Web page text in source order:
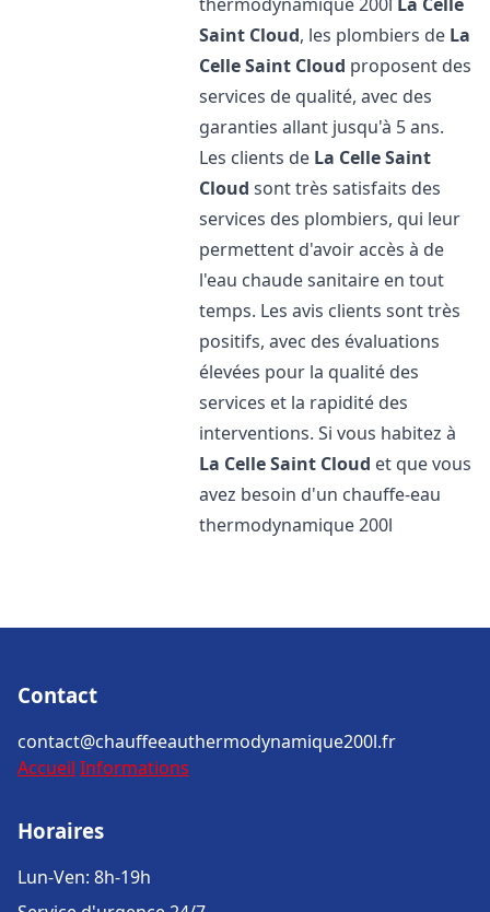
Saint Cloud, les plombiers de La
Celle Saint Cloud proposent des
services de qualité, avec des
garanties allant jusqu'à 5 ans.
Les clients de La Celle Saint
Cloud sont très satisfaits des
services des plombiers, qui leur
permettent d'avoir accès à de
l'eau chaude sanitaire en tout
temps. Les avis clients sont très
positifs, avec des évaluations
élevées pour la qualité des
services et la rapidité des
interventions. Si vous habitez à
La Celle Saint Cloud et que vous
avez besoin d'un chauffe-eau
thermodynamique 200l
Contact
contact@chauffeeauthermodynamique200l.fr
Accueil Informations
Horaires
Lun-Ven: 8h-19h